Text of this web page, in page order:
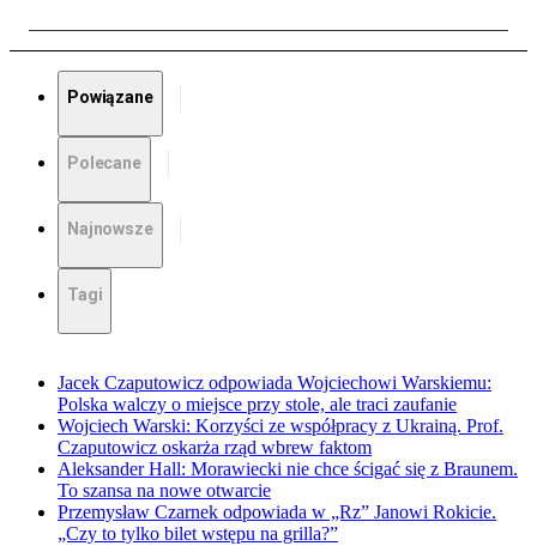
Powiązane
Polecane
Najnowsze
Tagi
Jacek Czaputowicz odpowiada Wojciechowi Warskiemu:
Polska walczy o miejsce przy stole, ale traci zaufanie
Wojciech Warski: Korzyści ze współpracy z Ukrainą. Prof.
Czaputowicz oskarża rząd wbrew faktom
Aleksander Hall: Morawiecki nie chce ścigać się z Braunem.
To szansa na nowe otwarcie
Przemysław Czarnek odpowiada w „Rz” Janowi Rokicie.
„Czy to tylko bilet wstępu na grilla?”